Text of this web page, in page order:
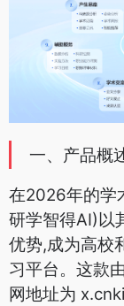
一、产品概
在2026年的学
研学智得AI)以
优势,成为高校
习平台。这款
网地址为